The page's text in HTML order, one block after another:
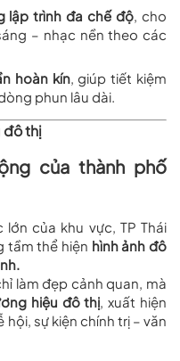
lập trình đa chế độ , cho
– nhạc nền theo các
hoàn kín, giúp tiết kiệm
phun lâu dài.
đô thị
của thành phố
của khu vực, TP Thái
tầm thể hiện hình ảnh đô
làm đẹp cảnh quan, mà
hiệu đô thị , xuất hiện
sự kiện chính trị – văn